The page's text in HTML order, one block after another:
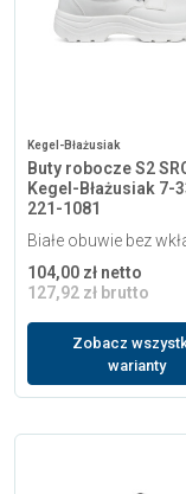
Kegel-Błażusiak
Buty robocze S2
Kegel-Błażusiak 7-
221-1081
Białe obuwie bez
104,00 zł netto
127,92 zł brutto
Zobacz
warianty